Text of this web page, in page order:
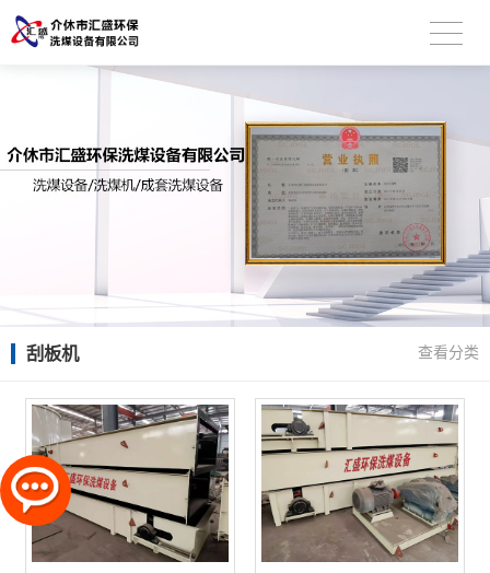
刮板机 查看分类